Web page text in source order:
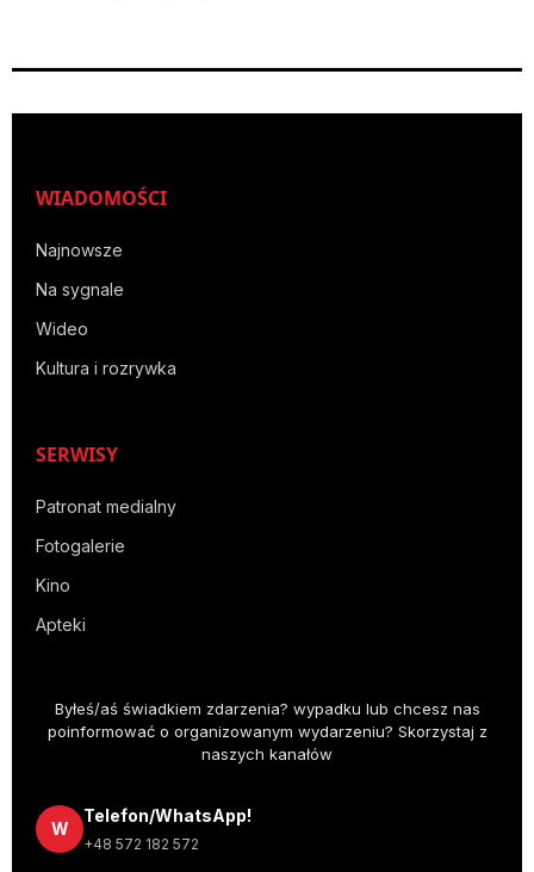
WIADOMOŚCI
Najnowsze
Na sygnale
Wideo
Kultura i rozrywka
SERWISY
Patronat medialny
Fotogalerie
Kino
Apteki
Byłeś/aś świadkiem zdarzenia? wypadku lub chcesz nas
poinformować o organizowanym wydarzeniu? Skorzystaj z
naszych kanałów
W
Telefon/WhatsApp!
+48 572 182 572